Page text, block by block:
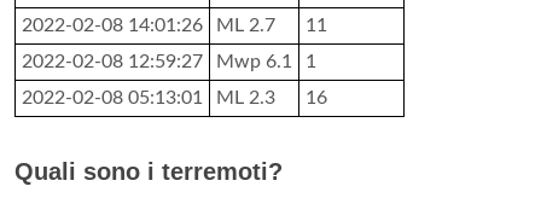
2022-02-08 14:01:26
ML 2.7
11
2022-02-08 12:59:27
Mwp 6.1
1
2022-02-08 05:13:01
ML 2.3 16
Quali sono i terremoti?